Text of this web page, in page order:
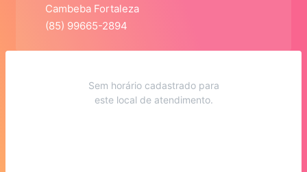
Cambeba Fortaleza
(85) 99665-2894
Sem horário cadastrado para
este local de atendimento.